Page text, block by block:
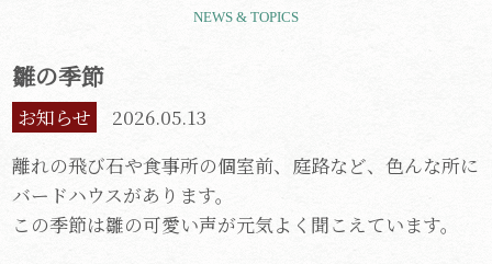
NEWS & TOPICS
雛の季節
お知らせ
2026.05.13
離れの飛び石や食事所の個室前、庭路など、色んな所に
バードハウスがあります。
この季節は雛の可愛い声が元気よく聞こえています。